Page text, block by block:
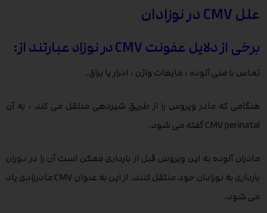
علل CMV در نوزادان
برخی از دلایل عفونت CMV در نوزاد عبارتند از:
تماس با منی آلوده ، مایعات واژن ، ادرار یا بزاق.
هنگامی که مادر ویروس را از طریق شیردهی منتقل می کند ، به آن
CMV perinatal گفته می شود.
مادران آلوده به این ویروس قبل از بارداری ممکن است آن را در دوران
بارداری به نوزادان خود منتقل کنند. از این به عنوان CMV مادرزادی یاد
می شود.